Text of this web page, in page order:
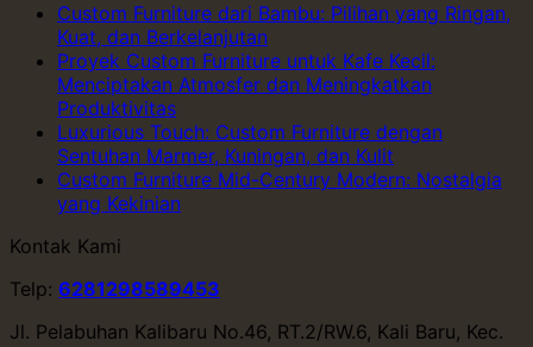
Custom Furniture dari Bambu: Pilihan yang Ringan,
Kuat, dan Berkelanjutan
Proyek Custom Furniture untuk Kafe Kecil:
Menciptakan Atmosfer dan Meningkatkan
Produktivitas
Luxurious Touch: Custom Furniture dengan
Sentuhan Marmer, Kuningan, dan Kulit
Custom Furniture Mid-Century Modern: Nostalgia
yang Kekinian
Kontak Kami
Telp: 6281298589453
Jl. Pelabuhan Kalibaru No.46, RT.2/RW.6, Kali Baru, Kec.